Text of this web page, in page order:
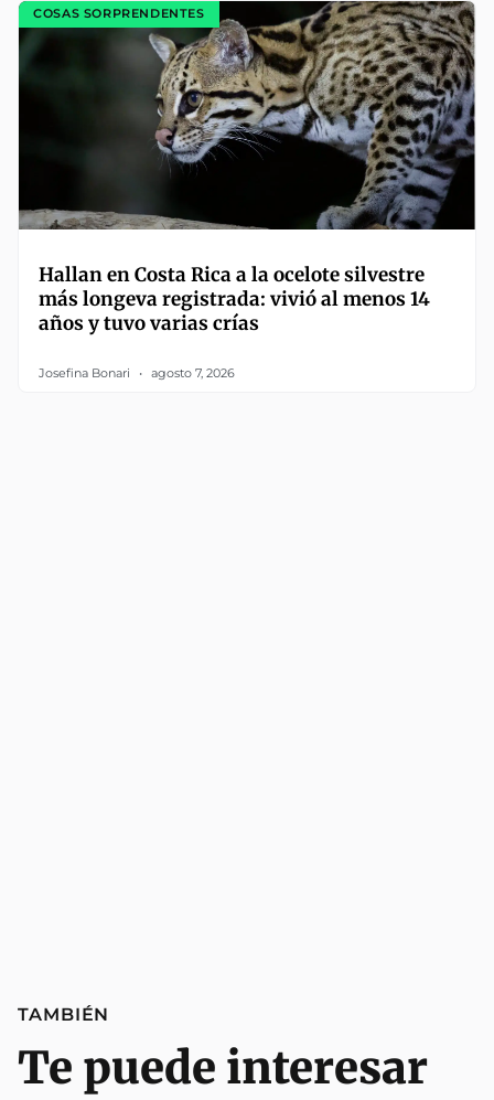
COSAS SORPRENDENTES
Hallan en Costa Rica a la ocelote silvestre
más longeva registrada: vivió al menos 14
años y tuvo varias crías
Josefina Bonari agosto 7, 2026
TAMBIÉN
Te puede interesar